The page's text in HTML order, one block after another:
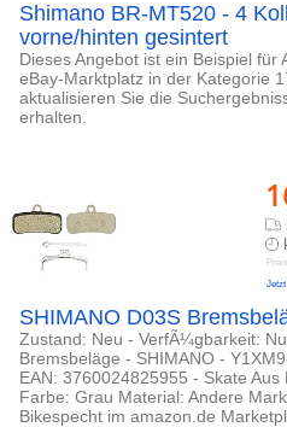
Shimano BR-MT520 - 4
vorne/hinten gesintert
Dieses Angebot ist ein Beispiel für
eBay-Marktplatz in der Kategorie
aktualisieren Sie die
erhalten.
SHIMANO D03S
Zustand: Neu - VerfÃ¼gbarkeit:
Bremsbeläge - SHIMANO -
EAN: 3760024825955 - Skate
Farbe: Grau Material: Andere
Bikespecht im amazon.de